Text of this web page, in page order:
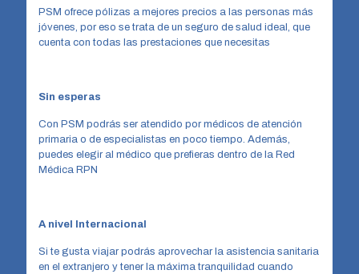
PSM ofrece pólizas a mejores precios a las personas más
jóvenes, por eso se trata de un seguro de salud ideal, que
cuenta con todas las prestaciones que necesitas
Sin esperas
Con PSM podrás ser atendido por médicos de atención
primaria o de especialistas en poco tiempo. Además,
puedes elegir al médico que prefieras dentro de la Red
Médica RPN
A nivel Internacional
Si te gusta viajar podrás aprovechar la asistencia sanitaria
en el extranjero y tener la máxima tranquilidad cuando